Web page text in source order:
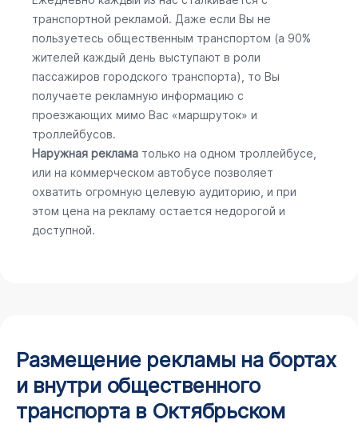
транспортной рекламой. Даже если Вы не
пользуетесь общественным транспортом (а 90%
жителей каждый день выступают в роли
пассажиров городского транспорта), то Вы
получаете рекламную информацию с
проезжающих мимо Вас «маршруток» и
троллейбусов.
Наружная реклама только на одном троллейбусе,
или на коммерческом автобусе позволяет
охватить огромную целевую аудиторию, и при
этом цена на рекламу остается недорогой и
доступной.
Размещение рекламы на бортах
и внутри общественного
транспорта в Октябрьском